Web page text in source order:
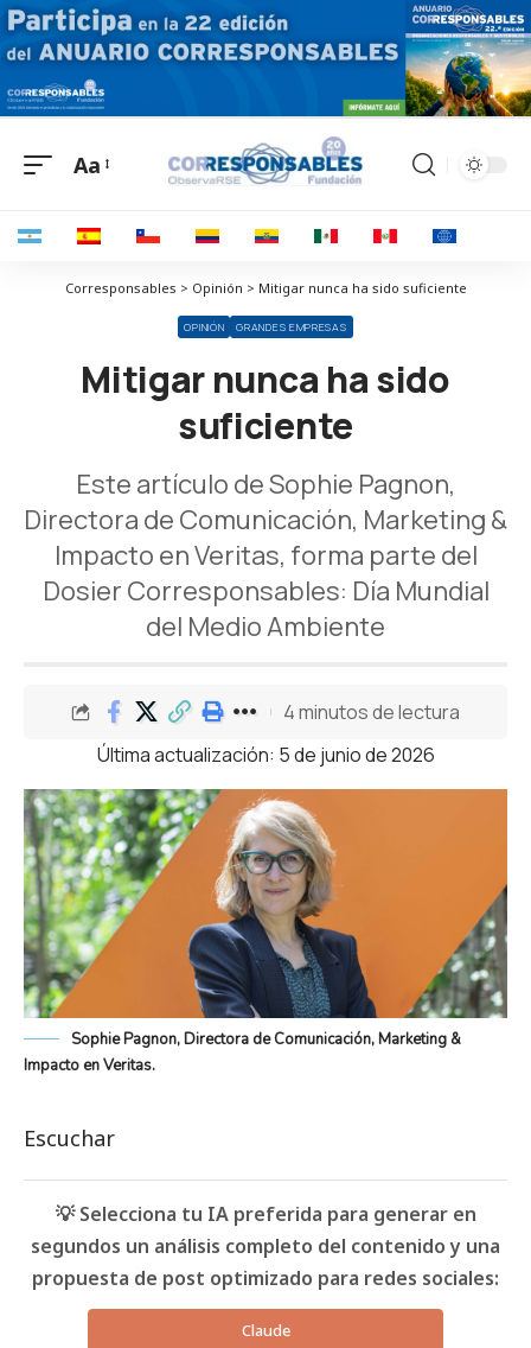
Aa
Corresponsables > Opinión > Mitigar nunca ha sido suficiente
OPINIÓN GRANDES EMPRESAS
Mitigar nunca ha sido
suficiente
Este artículo de Sophie Pagnon,
Directora de Comunicación, Marketing &
Impacto en Veritas, forma parte del
Dosier Corresponsables: Día Mundial
del Medio Ambiente
Última actualización: 5 de junio de 2026
4 minutos de lectura
Sophie Pagnon, Directora de Comunicación, Marketing &
Impacto en Veritas.
Escuchar
💡 Selecciona tu IA preferida para generar en
segundos un análisis completo del contenido y una
propuesta de post optimizado para redes sociales:
Claude